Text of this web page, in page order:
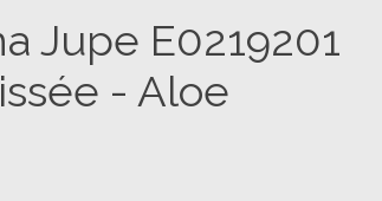
Jupe E0219201
- Aloe